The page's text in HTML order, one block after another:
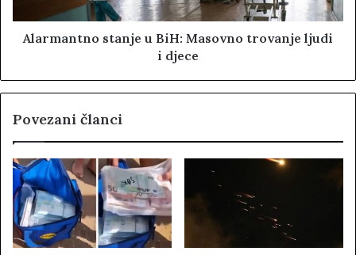
Alarmantno stanje u BiH: Masovno trovanje ljudi
i djece
Povezani članci